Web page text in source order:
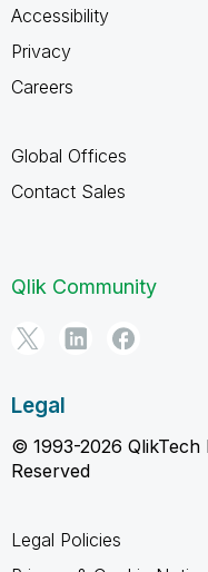
Accessibility
Privacy
Careers
Global Offices
Contact Sales
Qlik Community
Legal
© 1993-2026
Reserved
Legal Policies